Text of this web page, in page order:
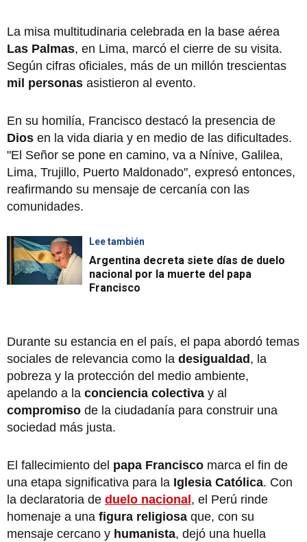
La misa multitudinaria celebrada en la base aérea
Las Palmas, en Lima, marcó el cierre de su visita.
Según cifras oficiales, más de un millón trescientas
mil personas asistieron al evento.
En su homilía, Francisco destacó la presencia de
Dios en la vida diaria y en medio de las dificultades.
"El Señor se pone en camino, va a Nínive, Galilea,
Lima, Trujillo, Puerto Maldonado", expresó entonces,
reafirmando su mensaje de cercanía con las
comunidades.
Lee también
Argentina decreta siete días de duelo
nacional por la muerte del papa
Francisco
Durante su estancia en el país, el papa abordó temas
sociales de relevancia como la desigualdad , la
pobreza y la protección del medio ambiente,
apelando a la conciencia colectiva y al
compromiso de la ciudadanía para construir una
sociedad más justa.
El fallecimiento del papa Francisco marca el fin de
una etapa significativa para la Iglesia Católica. Con
la declaratoria de duelo nacional , el Perú rinde
homenaje a una figura religiosa que, con su
mensaje cercano y humanista, dejó una huella